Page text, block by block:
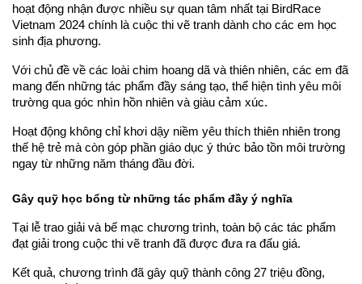
hoạt động nhận được nhiều sự quan tâm nhất tại BirdRace
Vietnam 2024 chính là cuộc thi vẽ tranh dành cho các em học
sinh địa phương.
Với chủ đề về các loài chim hoang dã và thiên nhiên, các em đã
mang đến những tác phẩm đầy sáng tạo, thể hiện tình yêu môi
trường qua góc nhìn hồn nhiên và giàu cảm xúc.
Hoạt động không chỉ khơi dậy niềm yêu thích thiên nhiên trong
thế hệ trẻ mà còn góp phần giáo dục ý thức bảo tồn môi trường
ngay từ những năm tháng đầu đời.
Gây quỹ học bổng từ những tác phẩm đầy ý nghĩa
Tại lễ trao giải và bế mạc chương trình, toàn bộ các tác phẩm
đạt giải trong cuộc thi vẽ tranh đã được đưa ra đấu giá.
Kết quả, chương trình đã gây quỹ thành công 27 triệu đồng,